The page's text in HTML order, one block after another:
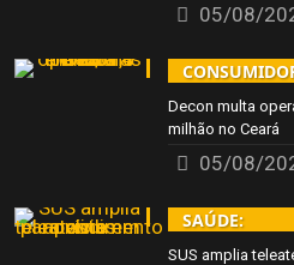
05/08/
Decon multa
milhão no Ceará
05/08/
SAÚDE:
SUS amplia